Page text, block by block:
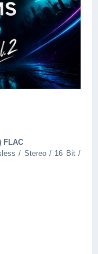
FLAC
/ Stereo / 16 Bit /